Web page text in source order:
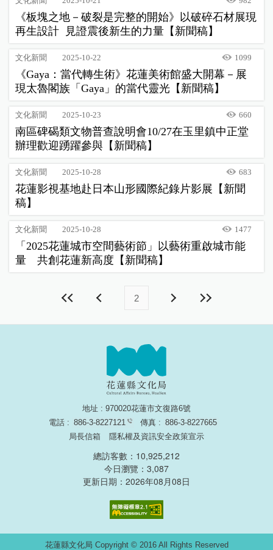
《板塊之地－破裂是完整的開始》以破碎石材展現
再生設計 見證震後新生的力量【新聞稿】
文化新聞 2025-10-22 1099
《Gaya：當代轉生術》花蓮美術館盛大開幕－展
現太魯閣族「Gaya」的當代靈光【新聞稿】
文化新聞 2025-10-23 660
南區碑碣類文物普查說明會10/27在玉里鎮中正堂
辦理歡迎踴躍參與【新聞稿】
文化新聞 2025-10-28 683
花蓮影視基地赴日本山形國際紀錄片影展【新聞
稿】
文化新聞 2025-10-28 1477
「2025花蓮城市空間藝術節」以藝術重啟城市能
量 共創花蓮新高度【新聞稿】
2
地址 : 970020花蓮市文復路6號
電話 : 886-3-8227121 傳真 : 886-3-8227665
局長信箱
隱私權及資訊安全政策宣示
總訪客數：10,925,212
今日瀏覽：3,087
更新日期：2026年08月08日
花蓮縣文化局 Copyright © 2016 All Rights Reserved